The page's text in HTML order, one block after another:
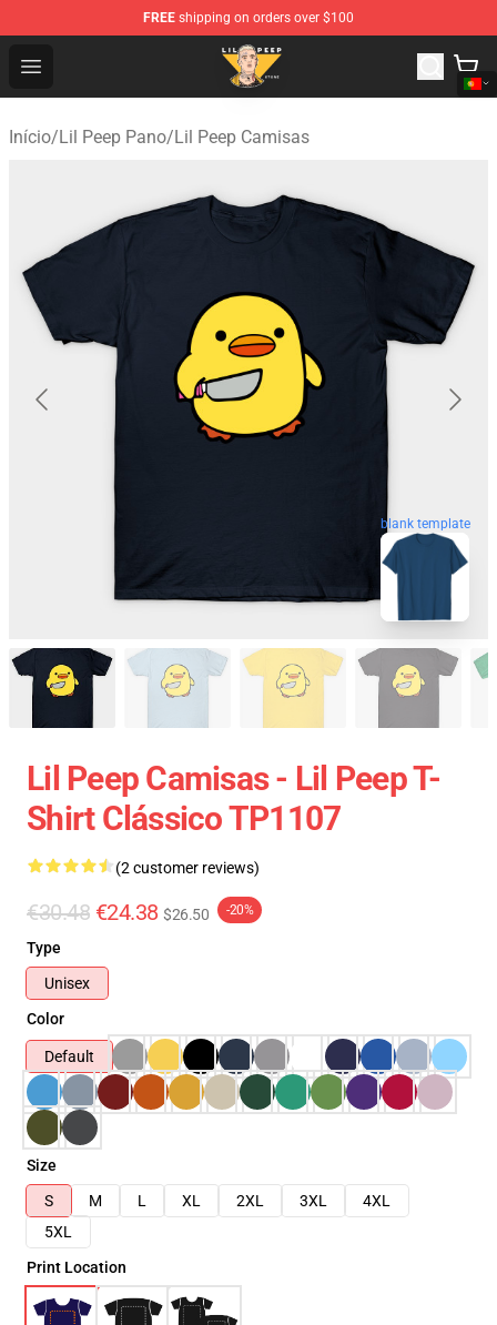
FREE shipping on orders over $100
Open menu
Lil Peep Store - Official Lil Peep Merchandise Shop
Início/Lil Peep Pano/Lil Peep Camisas
blank template
Lil Peep Camisas - Lil Peep T-
Shirt Clássico TP1107
(2 customer reviews)
€30.48 €24.38 $26.50 -20%
Type
Unisex
Color
Default
Size
S
M L XL 2XL 3XL
4XL
5XL
Print Location